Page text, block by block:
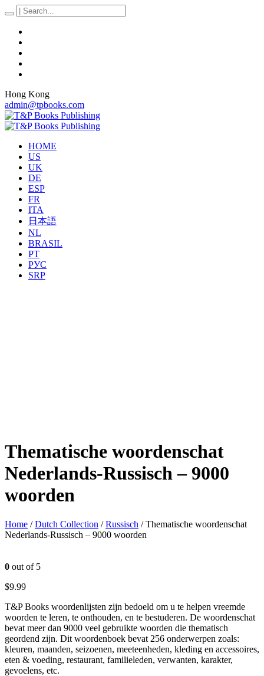
Hong Kong
admin@tpbooks.com
HOME
US
UK
DE
ESP
FR
ITA
日本語
NL
BRASIL
PT
РУС
SRP
Thematische woordenschat
Nederlands-Russisch – 9000
woorden
Home /Dutch Collection /Russisch / Thematische woordenschat
Nederlands-Russisch – 9000 woorden
0 out of 5
$9.99
T&P Books woordenlijsten zijn bedoeld om u te helpen vreemde
woorden te leren, te onthouden, en te bestuderen. De woordenschat
bevat meer dan 9000 veel gebruikte woorden die thematisch
geordend zijn. Dit woordenboek bevat 256 onderwerpen zoals:
kleuren, maanden, seizoenen, meeteenheden, kleding en accessoires,
eten & voeding, restaurant, familieleden, verwanten, karakter,
gevoelens, etc.